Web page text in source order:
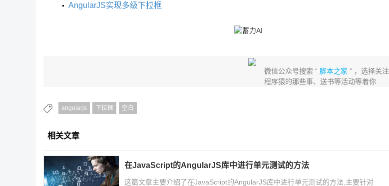
AngularJS实现多级下拉框
微信公众号搜索 “脚本之家 ” ，选择关注
程序猿的那些事、送书等活动等着你
angularjs 下拉框 空白
相关文章
在JavaScript的AngularJS库中进行单元测试的方法
这篇文章主要介绍了在JavaScript的AngularJS库中进行单元测试的方法,主要针对